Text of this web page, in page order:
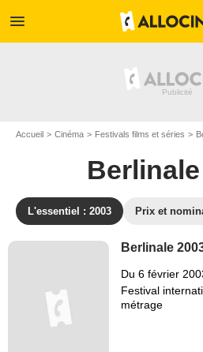
menu
Accueil Cinéma Festivals films et séries
L'essentiel : 2003 Prix et
Berlinale
Du 6 février
Festival
métrage